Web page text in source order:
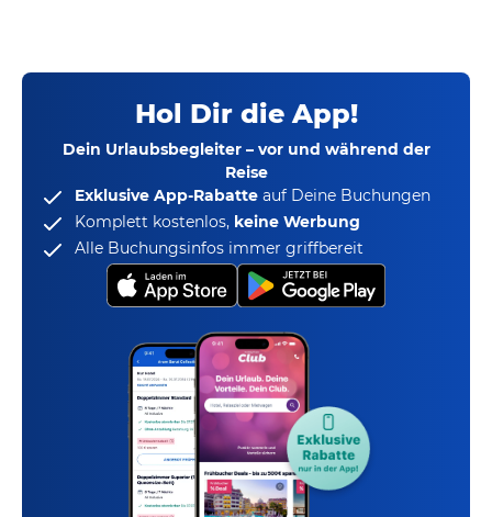
Hol Dir die App!
Dein Urlaubsbegleiter – vor und während der
Reise
Exklusive App-Rabatte auf Deine Buchungen
Komplett kostenlos, keine Werbung
Alle Buchungsinfos immer griffbereit